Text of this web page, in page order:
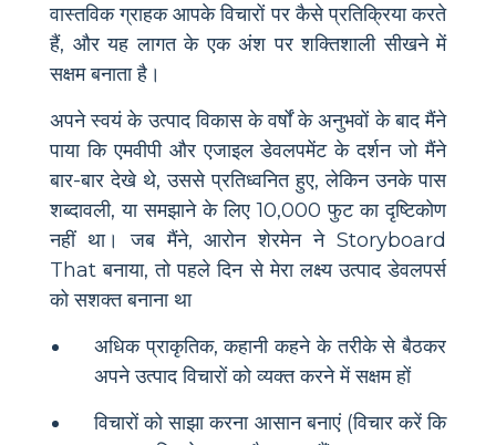
वास्तविक ग्राहक आपके विचारों पर कैसे प्रतिक्रिया करते
हैं, और यह लागत के एक अंश पर शक्तिशाली सीखने में
सक्षम बनाता है।
अपने स्वयं के उत्पाद विकास के वर्षों के अनुभवों के बाद मैंने
पाया कि एमवीपी और एजाइल डेवलपमेंट के दर्शन जो मैंने
बार-बार देखे थे, उससे प्रतिध्वनित हुए, लेकिन उनके पास
शब्दावली, या समझाने के लिए 10,000 फुट का दृष्टिकोण
नहीं था। जब मैंने, आरोन शेरमेन ने Storyboard
That बनाया, तो पहले दिन से मेरा लक्ष्य उत्पाद डेवलपर्स
को सशक्त बनाना था
अधिक प्राकृतिक, कहानी कहने के तरीके से बैठकर
अपने उत्पाद विचारों को व्यक्त करने में सक्षम हों
विचारों को साझा करना आसान बनाएं (विचार करें कि